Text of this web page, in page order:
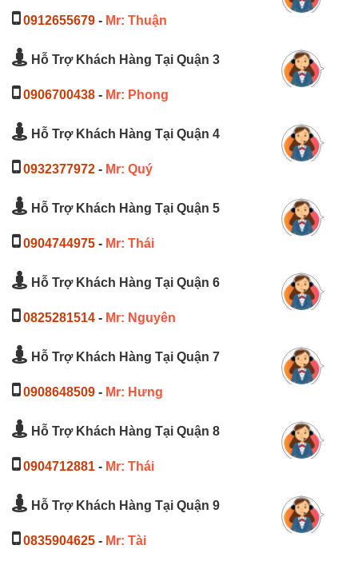
0912655679 - Mr: Thuận
Hỗ Trợ Khách Hàng Tại Quận 3
0906700438 - Mr: Phong
Hỗ Trợ Khách Hàng Tại Quận 4
0932377972 - Mr: Quý
Hỗ Trợ Khách Hàng Tại Quận 5
0904744975 - Mr: Thái
Hỗ Trợ Khách Hàng Tại Quận 6
0825281514 - Mr: Nguyên
Hỗ Trợ Khách Hàng Tại Quận 7
0908648509 - Mr: Hưng
Hỗ Trợ Khách Hàng Tại Quận 8
0904712881 - Mr: Thái
Hỗ Trợ Khách Hàng Tại Quận 9
0835904625 - Mr: Tài